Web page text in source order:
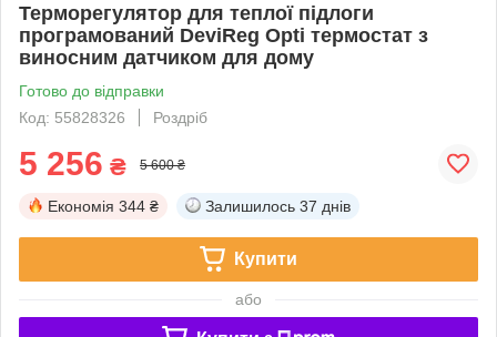
Терморегулятор для теплої підлоги
програмований DeviReg Opti термостат з
виносним датчиком для дому
Готово до відправки
Код: 55828326
Роздріб
5 256 ₴ 5 600 ₴
Економія 344 ₴ Залишилось 37 днів
Купити
або